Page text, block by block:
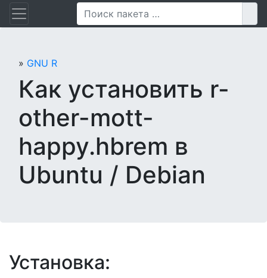
Перейти
» GNU R
Как установить r-
other-mott-
happy.hbrem в
Ubuntu / Debian
Установка: